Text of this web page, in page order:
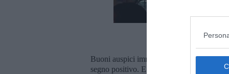
Il concerto di Lady
Buoni auspici immaginari a parte, a volte
segno positivo. E non sto parlando di